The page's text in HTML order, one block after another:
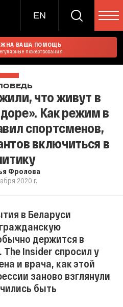
EN
ВАША ПОМОЩЬ
пожертвования
что живут в
Как режим в
спортсменов,
включиться в
Фролова
2020 г.
в Беларуси
держится в
The Insider спросил у
и врача, как этой
заново взглянули
быть